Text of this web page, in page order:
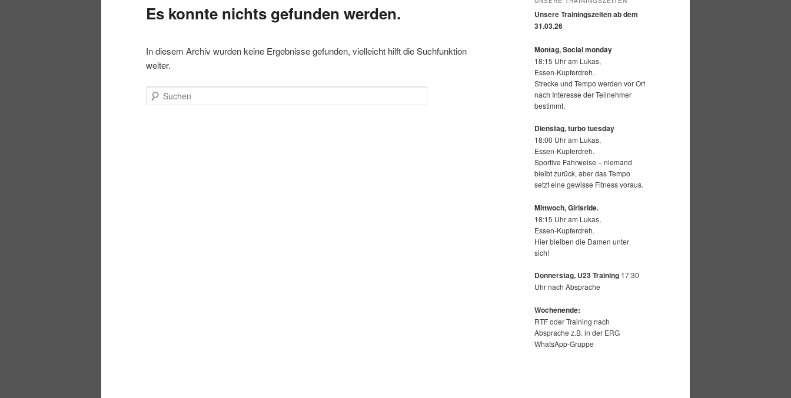
Es konnte nichts gefunden werden.
In diesem Archiv wurden keine Ergebnisse gefunden, vielleicht hilft die Suchfunktion
weiter.
Suchen
Unsere Trainingszeiten ab dem
31.03.26
Montag, Social monday
18:15 Uhr am Lukas,
Essen-Kupferdreh.
Strecke und Tempo werden vor Ort
nach Interesse der Teilnehmer
bestimmt.
Dienstag, turbo tuesday
18:00 Uhr am Lukas,
Essen-Kupferdreh.
Sportive Fahrweise – niemand
bleibt zurück, aber das Tempo
setzt eine gewisse Fitness voraus.
Mittwoch,Girlsride.
18:15 Uhr am Lukas,
Essen-Kupferdreh.
Hier bleiben die Damen unter
sich!
Donnerstag, U23 Training 17:30
Uhr nach Absprache
Wochenende:
RTF oder Training nach
Absprache z.B. in der ERG
WhatsApp-Gruppe